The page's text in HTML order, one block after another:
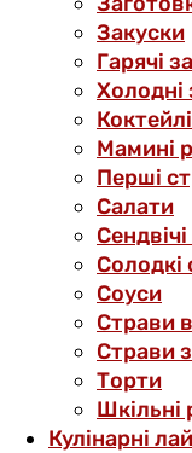
Закуски
Гарячі
Холодні
Мамині
Перші
Салати
Солодкі
Соуси
Страви
Страви
Торти
Шкільні
Кулінарні